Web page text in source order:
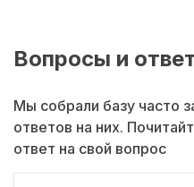
Вопросы и
Мы собрали базу часто
ответов на них.
ответ на свой вопрос